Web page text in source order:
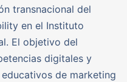
transnacional del
en el Instituto
El objetivo del
digitales y
de marketing